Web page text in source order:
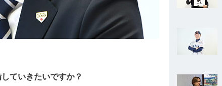
ていきたいですか？